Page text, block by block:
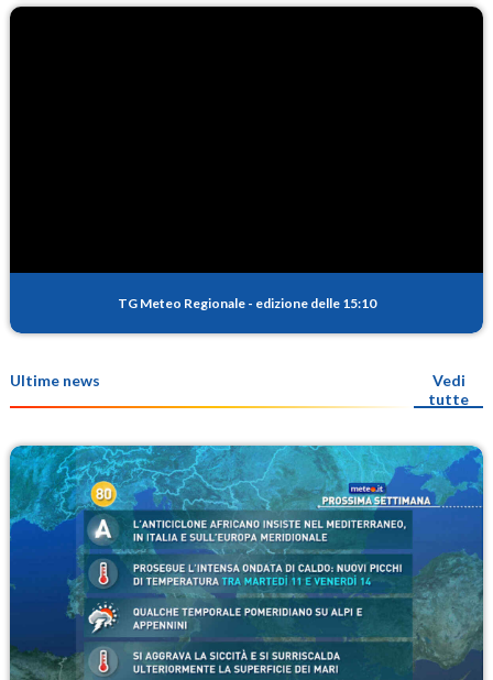
TG Meteo Regionale - edizione delle 15:10
Ultime news
Vedi
tutte